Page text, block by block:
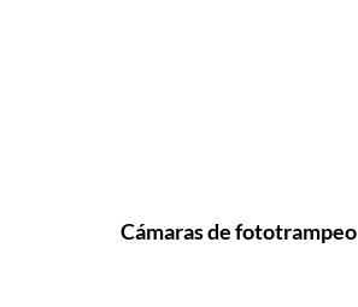
Cámaras de fototrampeo